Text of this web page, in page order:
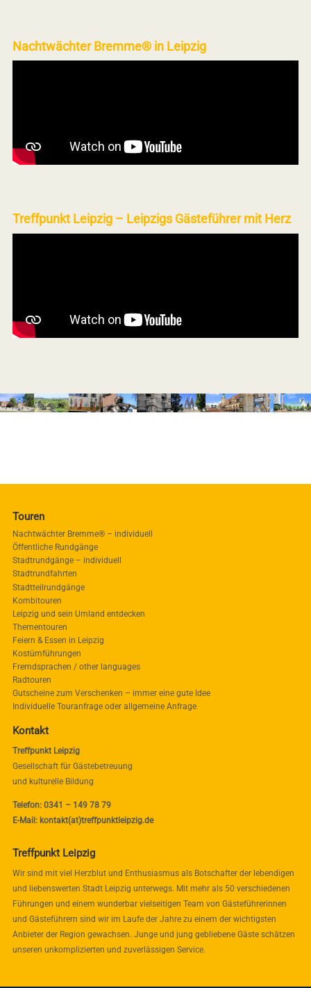
Nachtwächter Bremme® in Leipzig
Treffpunkt Leipzig – Leipzigs Gästeführer mit Herz
Touren
Nachtwächter Bremme® – individuell
Öffentliche Rundgänge
Stadtrundgänge – individuell
Stadtrundfahrten
Stadtteilrundgänge
Kombitouren
Leipzig und sein Umland entdecken
Thementouren
Feiern & Essen in Leipzig
Kostümführungen
Fremdsprachen / other languages
Radtouren
Gutscheine zum Verschenken – immer eine gute Idee
Individuelle Touranfrage oder allgemeine Anfrage
Kontakt
Treffpunkt Leipzig
Gesellschaft für Gästebetreuung
und kulturelle Bildung
Telefon: 0341 – 149 78 79
E-Mail: kontakt(at)treffpunktleipzig.de
Treffpunkt Leipzig
Wir sind mit viel Herzblut und Enthusiasmus als Botschafter der lebendigen
und liebenswerten Stadt Leipzig unterwegs. Mit mehr als 50 verschiedenen
Führungen und einem wunderbar vielseitigen Team von Gästeführerinnen
und Gästeführern sind wir im Laufe der Jahre zu einem der wichtigsten
Anbieter der Region gewachsen. Junge und jung gebliebene Gäste schätzen
unseren unkomplizierten und zuverlässigen Service.